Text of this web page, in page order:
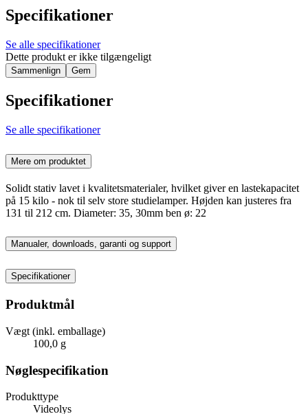
Specifikationer
Se alle specifikationer
Dette produkt er ikke tilgængeligt
Sammenlign Gem
Specifikationer
Se alle specifikationer
Mere om produktet
Solidt stativ lavet i kvalitetsmaterialer, hvilket giver en lastekapacitet
på 15 kilo - nok til selv store studielamper. Højden kan justeres fra
131 til 212 cm. Diameter: 35, 30mm ben ø: 22
Manualer, downloads, garanti og support
Specifikationer
Produktmål
Vægt (inkl. emballage)
100,0 g
Nøglespecifikation
Produkttype
Videolys